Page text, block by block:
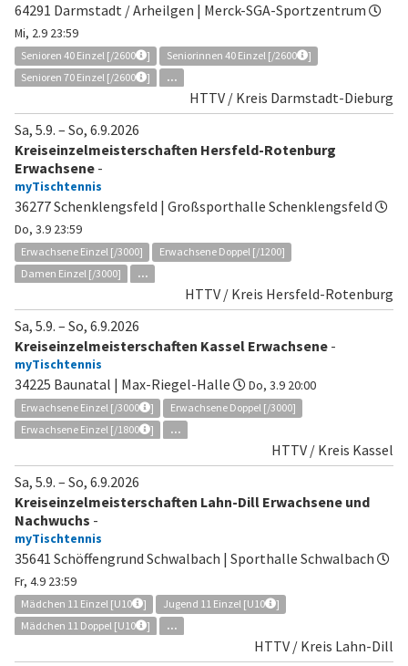
64291 Darmstadt / Arheilgen | Merck-SGA-Sportzentrum
Mi, 2.9 23:59
Senioren 40 Einzel [/2600 ] Seniorinnen 40 Einzel [/2600
]
Senioren 70 Einzel [/2600
] ...
HTTV / Kreis Darmstadt-Dieburg
Sa, 5.9. – So, 6.9.2026
Kreiseinzelmeisterschaften Hersfeld-Rotenburg
Erwachsene -
myTischtennis
36277 Schenklengsfeld | Großsporthalle Schenklengsfeld
Do, 3.9 23:59
Erwachsene Einzel [/3000]
Erwachsene Doppel [/1200]
Damen Einzel [/3000]
...
HTTV / Kreis Hersfeld-Rotenburg
Sa, 5.9. – So, 6.9.2026
Kreiseinzelmeisterschaften Kassel Erwachsene -
myTischtennis
34225 Baunatal | Max-Riegel-Halle Do, 3.9 20:00
Erwachsene Einzel [/3000 ]
Erwachsene Doppel [/3000]
Erwachsene Einzel [/1800
] ...
HTTV / Kreis Kassel
Sa, 5.9. – So, 6.9.2026
Kreiseinzelmeisterschaften Lahn-Dill Erwachsene und
Nachwuchs -
myTischtennis
35641 Schöffengrund Schwalbach | Sporthalle Schwalbach
Fr, 4.9 23:59
Mädchen 11 Einzel [U10 ] Jugend 11 Einzel [U10
]
Mädchen 11 Doppel [U10
] ...
HTTV / Kreis Lahn-Dill